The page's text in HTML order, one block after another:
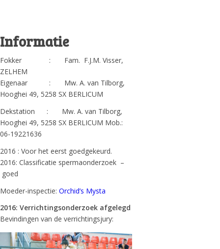
Informatie
Fokker : Fam. F.J.M. Visser,
ZELHEM
Eigenaar : Mw. A. van Tilborg,
Hooghei 49, 5258 SX BERLICUM
Dekstation : Mw. A. van Tilborg,
Hooghei 49, 5258 SX BERLICUM Mob.:
06-19221636
2016 : Voor het eerst goedgekeurd.
2016: Classificatie spermaonderzoek –
goed
Moeder-inspectie: Orchid’s Mysta
2016: Verrichtingsonderzoek afgelegd
Bevindingen van de verrichtingsjury: